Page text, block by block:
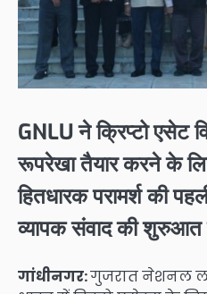
GNLU ने क्रिप्टो एसेट
रूपरेखा तैयार करने के
हितधारक परामर्श की
व्यापक संवाद की शुरुआत
गांधीनगर:गुजरात नेशनल लॉ